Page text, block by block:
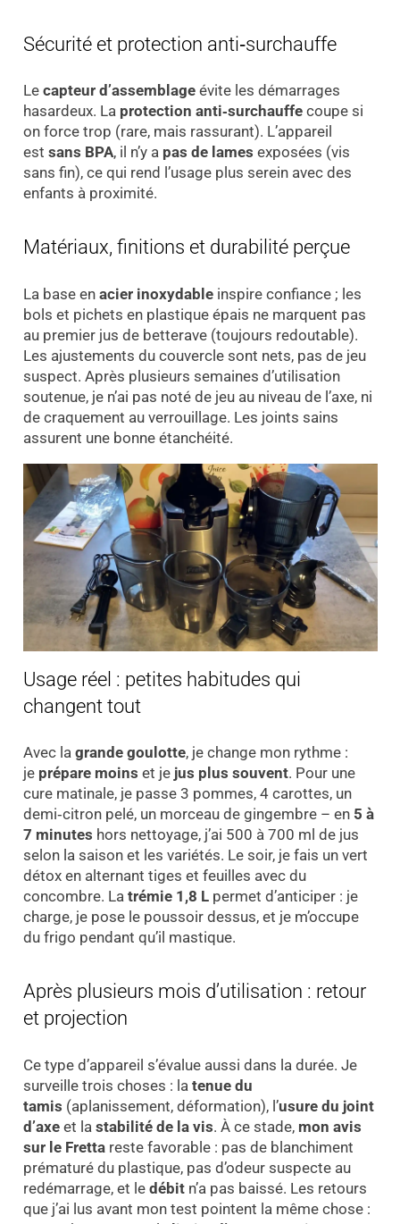
Sécurité et protection anti‑surchauffe
Le capteur d’assemblageévite les démarrages
hasardeux. La protection anti‑surchauffecoupe si
on force trop (rare, mais rassurant). L’appareil
est sans BPA, il n’y a pas de lames exposées (vis
sans fin), ce qui rend l’usage plus serein avec des
enfants à proximité.
Matériaux, finitions et durabilité perçue
La base en acier inoxydableinspire confiance ; les
bols et pichets en plastique épais ne marquent pas
au premier jus de betterave (toujours redoutable).
Les ajustements du couvercle sont nets, pas de jeu
suspect. Après plusieurs semaines d’utilisation
soutenue, je n’ai pas noté de jeu au niveau de l’axe, ni
de craquement au verrouillage. Les joints sains
assurent une bonne étanchéité.
Usage réel : petites habitudes qui
changent tout
Avec la grande goulotte, je change mon rythme :
je prépare moins et je jus plus souvent. Pour une
cure matinale, je passe 3 pommes, 4 carottes, un
demi‑citron pelé, un morceau de gingembre – en 5 à
7 minutes hors nettoyage, j’ai 500 à 700 ml de jus
selon la saison et les variétés. Le soir, je fais un vert
détox en alternant tiges et feuilles avec du
concombre. La trémie 1,8 Lpermet d’anticiper : je
charge, je pose le poussoir dessus, et je m’occupe
du frigo pendant qu’il mastique.
Après plusieurs mois d’utilisation : retour
et projection
Ce type d’appareil s’évalue aussi dans la durée. Je
surveille trois choses : la tenue du
tamis (aplanissement, déformation), l’usure du joint
d’axeet la stabilité de la vis. À ce stade, mon avis
sur le Frettareste favorable : pas de blanchiment
prématuré du plastique, pas d’odeur suspecte au
redémarrage, et le débitn’a pas baissé. Les retours
que j’ai lus avant mon test pointent la même chose :